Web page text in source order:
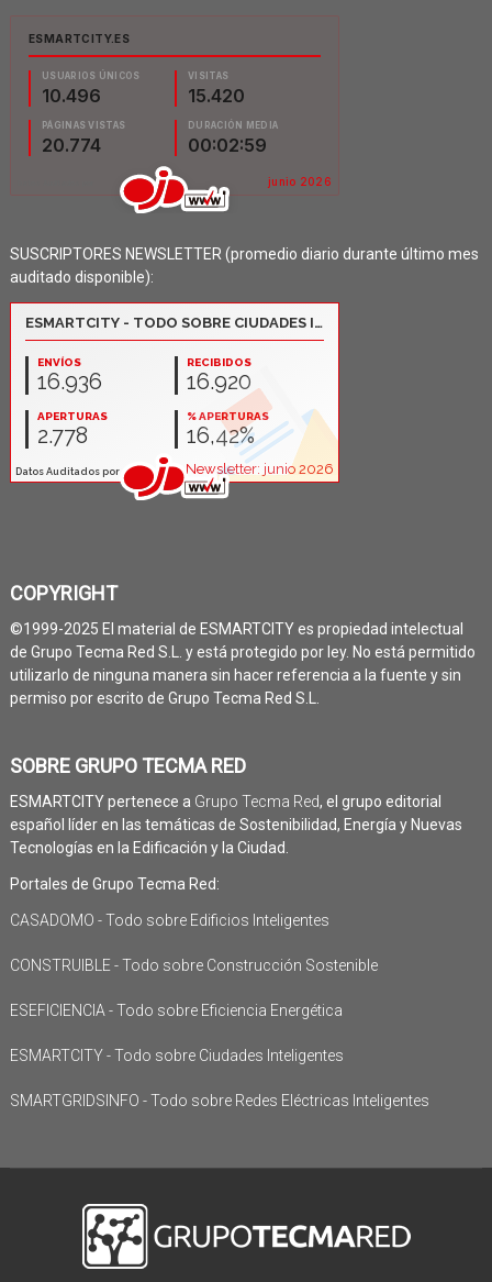
SUSCRIPTORES NEWSLETTER (promedio diario durante último mes
auditado disponible):
COPYRIGHT
©1999-2025 El material de ESMARTCITY es propiedad intelectual
de Grupo Tecma Red S.L. y está protegido por ley. No está permitido
utilizarlo de ninguna manera sin hacer referencia a la fuente y sin
permiso por escrito de Grupo Tecma Red S.L.
SOBRE GRUPO TECMA RED
ESMARTCITY pertenece a Grupo Tecma Red, el grupo editorial
español líder en las temáticas de Sostenibilidad, Energía y Nuevas
Tecnologías en la Edificación y la Ciudad.
Portales de Grupo Tecma Red:
CASADOMO - Todo sobre Edificios Inteligentes
CONSTRUIBLE - Todo sobre Construcción Sostenible
ESEFICIENCIA - Todo sobre Eficiencia Energética
ESMARTCITY - Todo sobre Ciudades Inteligentes
SMARTGRIDSINFO - Todo sobre Redes Eléctricas Inteligentes